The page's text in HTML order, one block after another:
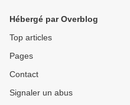
Hébergé par Overblog
Top articles
Pages
Contact
Signaler un abus